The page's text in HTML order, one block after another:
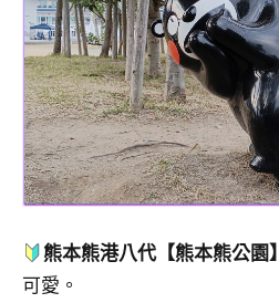
熊本熊港八代【熊本熊公園】
可愛。